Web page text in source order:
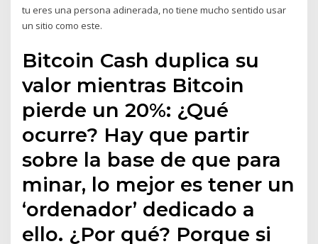
tu eres una persona adinerada, no tiene mucho sentido usar
un sitio como este.
Bitcoin Cash duplica su
valor mientras Bitcoin
pierde un 20%: ¿Qué
ocurre? Hay que partir
sobre la base de que para
minar, lo mejor es tener un
‘ordenador’ dedicado a
ello. ¿Por qué? Porque si